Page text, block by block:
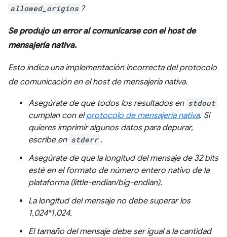
allowed_origins ?
Se produjo un error al comunicarse con el host de
mensajería nativa.
Esto indica una implementación incorrecta del protocolo
de comunicación en el host de mensajería nativa.
Asegúrate de que todos los resultados en stdout
cumplan con elprotocolo de mensajería nativa. Si
quieres imprimir algunos datos para depurar,
escribe en stderr .
Asegúrate de que la longitud del mensaje de 32 bits
esté en el formato de número entero nativo de la
plataforma (little-endian/big-endian).
La longitud del mensaje no debe superar los
1,024*1,024.
El tamaño del mensaje debe ser igual a la cantidad